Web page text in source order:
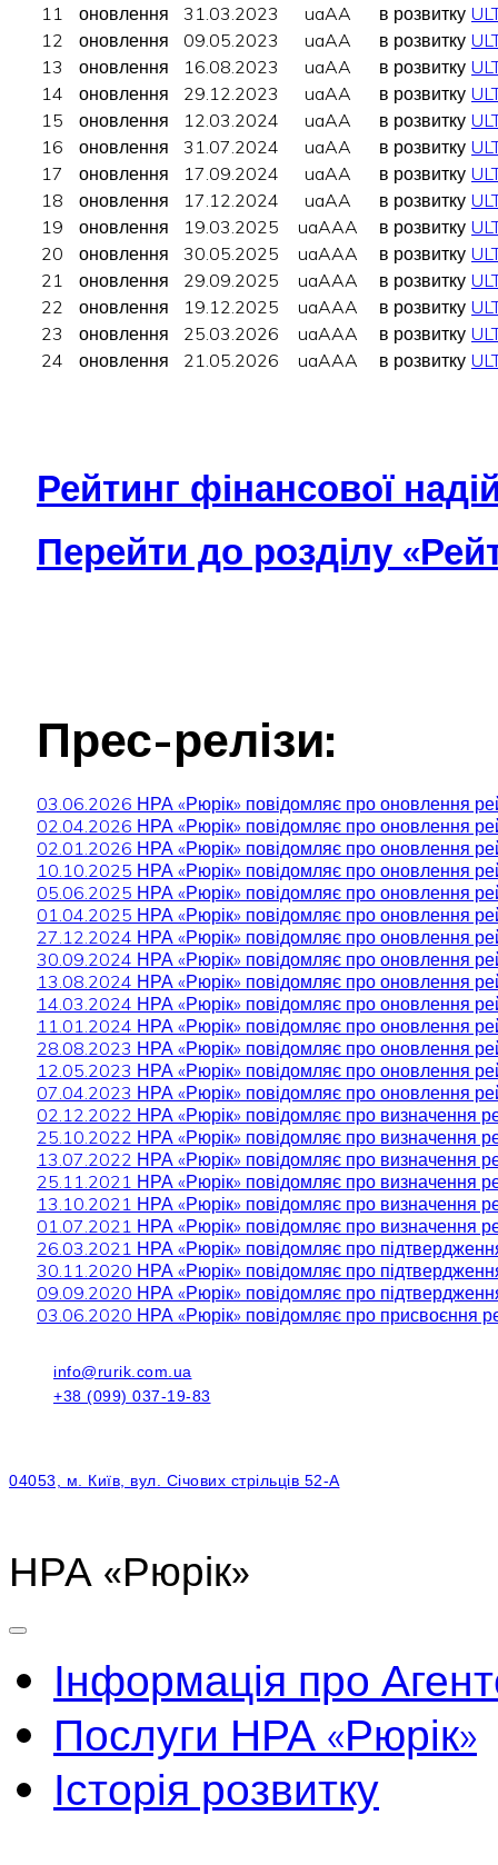
11
оновлення 31.03.2023 uaAA в розвитку
12
оновлення 09.05.2023 uaAA в розвитку
13
оновлення 16.08.2023 uaAA в розвитку
14
оновлення 29.12.2023 uaAA в розвитку
15
оновлення 12.03.2024 uaAA в розвитку
16
оновлення 31.07.2024 uaAA в розвитку
17
оновлення 17.09.2024 uaAA в розвитку
18
оновлення 17.12.2024 uaAA в розвитку
19
оновлення 19.03.2025 uaAAA в розвитку
20
оновлення 30.05.2025 uaAAA в розвитку
21
оновлення 29.09.2025 uaAAA в розвитку
22
оновлення 19.12.2025 uaAAA в розвитку
23
оновлення 25.03.2026 uaAAA в розвитку
24
оновлення 21.05.2026 uaAAA в розвитку
Рейтинг фінансової
Перейти до розділу
Прес-релізи:
03.06.2026 НРА «Рюрік» повідомляє про оновлення
02.04.2026 НРА «Рюрік» повідомляє про оновлення
02.01.2026 НРА «Рюрік» повідомляє про оновлення
10.10.2025 НРА «Рюрік» повідомляє про оновлення
05.06.2025 НРА «Рюрік» повідомляє про оновлення
01.04.2025 НРА «Рюрік» повідомляє про оновлення
27.12.2024 НРА «Рюрік» повідомляє про оновлення
30.09.2024 НРА «Рюрік» повідомляє про оновлення
13.08.2024 НРА «Рюрік» повідомляє про оновлення
14.03.2024 НРА «Рюрік» повідомляє про оновлення
11.01.2024 НРА «Рюрік» повідомляє про оновлення
28.08.2023 НРА «Рюрік» повідомляє про оновлення
12.05.2023 НРА «Рюрік» повідомляє про оновлення
07.04.2023 НРА «Рюрік» повідомляє про оновлення
02.12.2022 НРА «Рюрік» повідомляє про визначення
25.10.2022 НРА «Рюрік» повідомляє про визначення
13.07.2022 НРА «Рюрік» повідомляє про визначення
25.11.2021 НРА «Рюрік» повідомляє про визначення
13.10.2021 НРА «Рюрік» повідомляє про визначення
01.07.2021 НРА «Рюрік» повідомляє про визначення
26.03.2021 НРА «Рюрік» повідомляє про
30.11.2020 НРА «Рюрік» повідомляє про
09.09.2020 НРА «Рюрік» повідомляє про
03.06.2020 НРА «Рюрік» повідомляє про присвоєння
info@rurik.com.ua
+38 (099) 037-19-83
04053, м. Київ, вул. Січових стрільців 52-А
НРА «Рюрік»
Інформація про
Послуги НРА «Рюрік»
Історія розвитку